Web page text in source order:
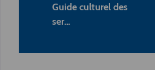
Guide culturel des
ser…